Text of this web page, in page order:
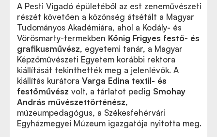
A Pesti Vigadó épületéből az est zeneművészeti
részét követően a közönség átsétált a Magyar
Tudományos Akadémiára, ahol a Kodály- és
Vörösmarty-termekben Kőnig Frigyes festő- és
grafikusművész, egyetemi tanár, a Magyar
Képzőművészeti Egyetem korábbi rektora
kiállítását tekinthették meg a jelenlévők. A
kiállítás kurátora Varga Edina textil- és
festőművész volt, a tárlatot pedig Smohay
András művészettörténész,
múzeumpedagógus, a Székesfehérvári
Egyházmegyei Múzeum igazgatója nyitotta meg.